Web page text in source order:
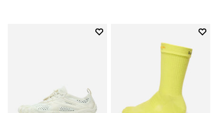
Add to wishlist
Add to wishlist V-Run
Add